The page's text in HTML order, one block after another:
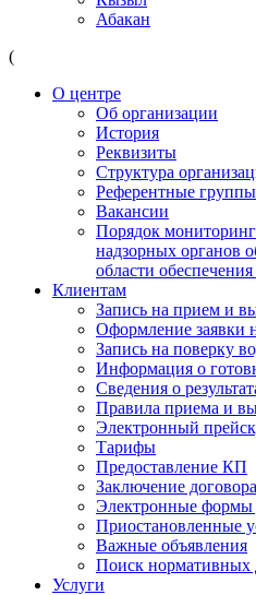
Абакан
(
О центре
Об организации
История
Реквизиты
Структура
Референтные группы
Вакансии
Порядок
надзорных органов
области
Клиентам
Запись на прием и
Оформление заявки
Запись на поверку
Информация о
Сведения о
Правила приема и
Электронный
Тарифы
Предоставление КП
Заключение договора
Электронные формы
Приостановленные
Важные объявления
Поиск нормативных
Услуги